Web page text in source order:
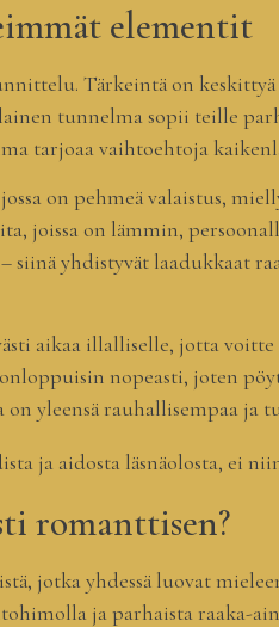
elementit
Tärkeintä on
tunnelma sopii teille
tarjoaa vaihtoehtoja
on pehmeä valaistus,
joissa on lämmin,
yhdistyvät laadukkaat
aikaa illalliselle, jotta
nopeasti, joten
yleensä rauhallisempaa ja
ja aidosta läsnäolosta, ei
romanttisen?
jotka yhdessä luovat
ja parhaista raaka-